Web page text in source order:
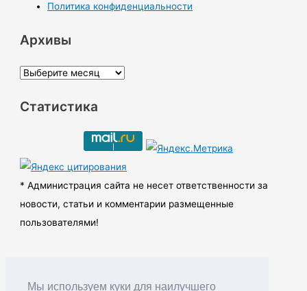
Мы используем куки для наилучшего
Политика конфиденциальности
Архивы
А
х
ы
Статистика
* Администрация сайта не несет ответственности за
новости, статьи и комментарии размещенные
пользователями!